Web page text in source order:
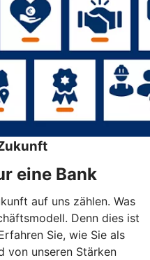
eine Bank
auf uns zählen. Was
Denn dies ist
Sie, wie Sie als
von unseren Stärken